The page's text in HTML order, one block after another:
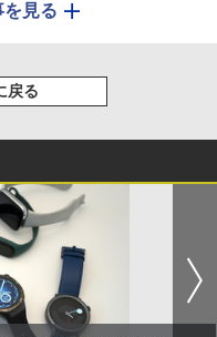
を見る
戻る